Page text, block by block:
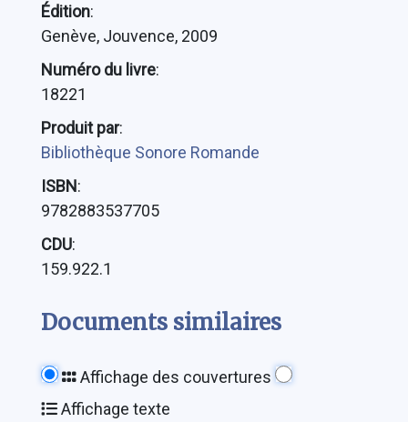
Édition:
Genève, Jouvence, 2009
Numéro du livre:
18221
Produit par:
Bibliothèque Sonore Romande
ISBN:
9782883537705
CDU:
159.922.1
Documents similaires
Affichage des couvertures
Affichage texte